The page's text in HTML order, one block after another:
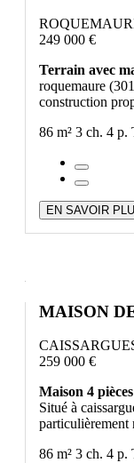
249 000 €
Terrain avec
roquemaure
construction
86 m² 3 ch. 4 p.
EN SAVOIR
MAISON
259 000 €
Maison 4
Situé à
particulièrement
86 m² 3 ch. 4 p.